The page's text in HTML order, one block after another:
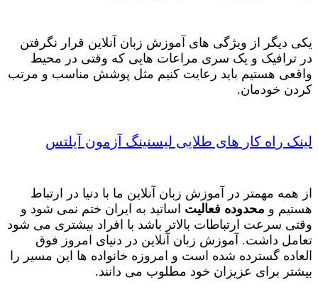
یکی دیگر از ویژگی های آموزش زبان آنلاین قرار نگرفتن
در ترافیک و یک سری مراعات هایی که وقتی در محیط
واقعی هستیم باید رعایت کنیم مثل پوشش مناسب و مرتب
کردن خودمان.
لینک راه کار های طلایی لیسنینگ آزمون آیلتس
از همه مهمتر در آموزش زبان آنلاین ما با دنیا در ارتباط
هستیم و محدوده فعالیت اساتید به ایران ختم نمی شود و
وقتی سرعت ارتباطات بالاتر باشد با افراد بیشتری می شود
تعامل داشت. آموزش زبان آنلاین در دنیای امروز فوق
العاده گسترده شده است و امروزه خانواده ها این مسیر را
بیشتر برای عزیزان خود مطلوب می دانند.